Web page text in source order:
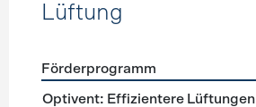
Lüftung
Förderprogramme Lüftung
Förderprogramm
Optivent: Effizientere Lüftungen